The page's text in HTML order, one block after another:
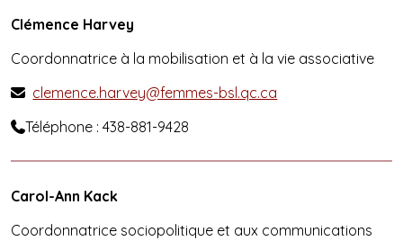
Clémence Harvey
Coordonnatrice à la mobilisation et à la vie associative
 clemence.harvey@femmes-bsl.qc.ca
Téléphone : 438-881-9428
Carol-Ann Kack
Coordonnatrice sociopolitique et aux communications